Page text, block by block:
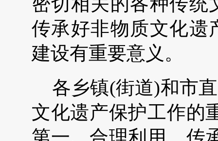
传承好非物质文化遗
建设有重要意义。
各乡镇(街道)和市
文化遗产保护工作的